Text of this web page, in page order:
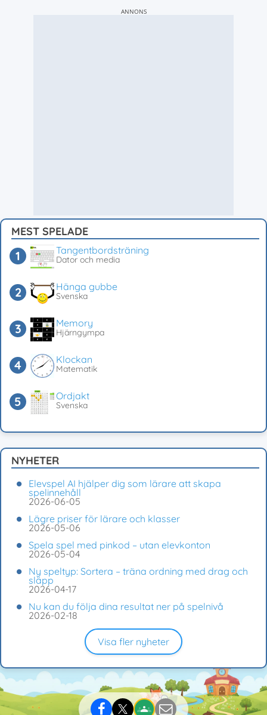
ANNONS
MEST SPELADE
Tangentbordsträning
Dator och media
Hänga gubbe
Svenska
Memory
Hjärngympa
Klockan
Matematik
Ordjakt
Svenska
NYHETER
Elevspel AI hjälper dig som lärare att skapa
spelinnehåll
2026-06-05
Lägre priser för lärare och klasser
2026-05-06
Spela spel med pinkod – utan elevkonton
2026-05-04
Ny speltyp: Sortera – träna ordning med drag och
släpp
2026-04-17
Nu kan du följa dina resultat ner på spelnivå
2026-02-18
Visa fler nyheter